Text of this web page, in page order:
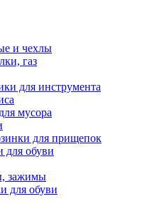
и чехлы
газ
для инструмента
мусора
для прищепок
для обуви
зажимы
для обуви